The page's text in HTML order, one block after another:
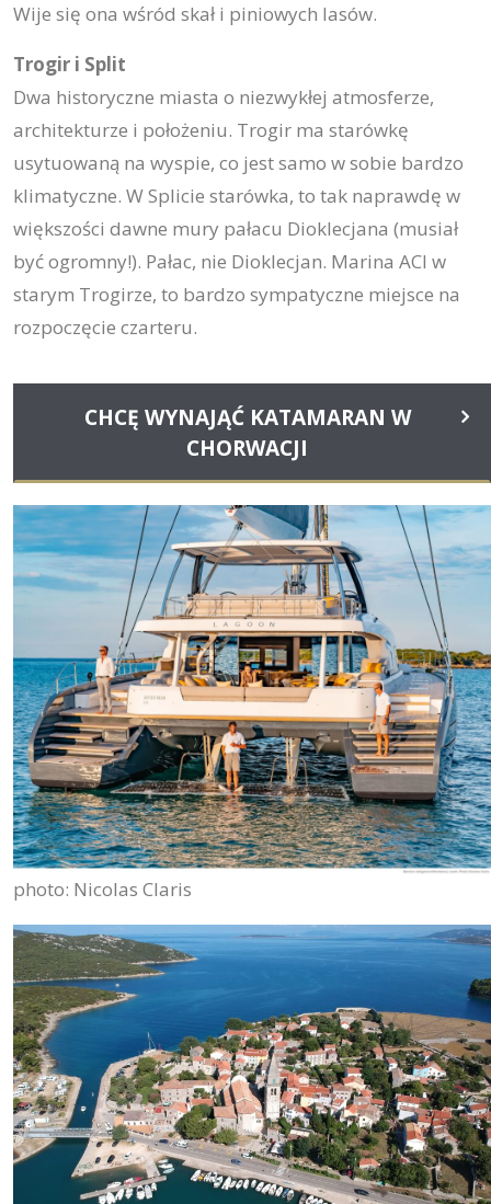
Wije się ona wśród skał i piniowych lasów.
Trogir i Split
Dwa historyczne miasta o niezwykłej atmosferze,
architekturze i położeniu. Trogir ma starówkę
usytuowaną na wyspie, co jest samo w sobie bardzo
klimatyczne. W Splicie starówka, to tak naprawdę w
większości dawne mury pałacu Dioklecjana (musiał
być ogromny!). Pałac, nie Dioklecjan. Marina ACI w
starym Trogirze, to bardzo sympatyczne miejsce na
rozpoczęcie czarteru.
CHCĘ WYNAJĄĆ KATAMARAN W
CHORWACJI
photo: Nicolas Claris